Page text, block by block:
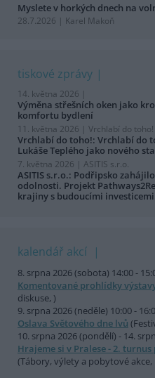
Myslete v horkých dnech na
28.7.2026 | Karel Makoň
tiskové zprávy
14. května 2026 |
Výměna střešních oken jako
komfortu bydlení
11. května 2026 | Vrchlabí do toho!
Vrchlabí do toho!: Vrchlabí do
Lukáše Teplého jako nového
7. května 2026 | ASITIS s.r.o.
ASITIS s.r.o.: Podřipsko
odolnosti. Projekt
krajiny s budoucími
kalendář akcí
8. srpna 2026 (sobota) 14:00 -
Komentované prohlídky
diskuse, )
9. srpna 2026 (neděle) 10:00 -
Oslava Světového dne lvů
10. srpna 2026 (pondělí) - 14.
Hrajeme si v Pralese - 2.
(Tábory, výlety a pobytové akce,